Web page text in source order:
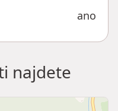
ano
najdete